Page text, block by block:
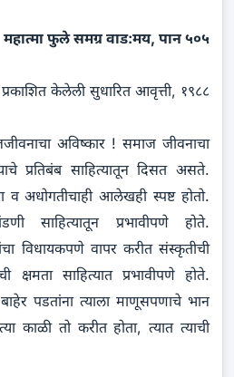
महात्मा फुले समग्र वाड:मय, पान ५०५
प्रकाशित केलेली सुधारित आवृत्ती, १९८८
अविष्कार ! समाज जीवनाचा
प्रतिबंब साहित्यातून दिसत असते.
व अधोगतीचाही आलेखही स्पष्ट होतो.
साहित्यातून प्रभावीपणे होते.
विधायकपणे वापर करीत संस्कृतीची
क्षमता साहित्यात प्रभावीपणे होते.
पडतांना त्याला माणूसपणाचे भान
काळी तो करीत होता, त्यात त्याची